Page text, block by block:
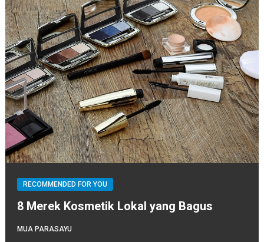
RECOMMENDED FOR YOU
8 Merek Kosmetik Lokal yang Bagus
MUA PARASAYU